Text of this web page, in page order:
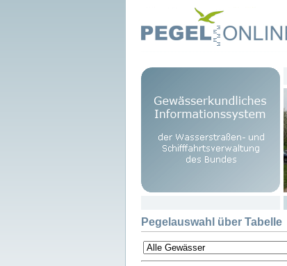
Pegelauswahl über Tabelle